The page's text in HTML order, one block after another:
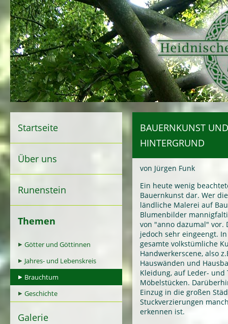
Startseite
Über uns
Runenstein
Themen
Götter und Göttinnen
Jahres- und Lebenskreis
Brauchtum
Geschichte
Galerie
BAUERNKUNST
HINTERGRUND
von Jürgen Funk
Ein heute wenig
Bauernkunst dar. Wer
ländliche Malerei auf
Blumenbilder
von "anno dazumal" vor.
jedoch sehr eingeengt.
gesamte volkstümliche
Handwerkerscene, also
Hauswänden und
Kleidung, auf Leder-
Möbelstücken.
Einzug in die großen
Stuckverzierungen
erkennen ist.